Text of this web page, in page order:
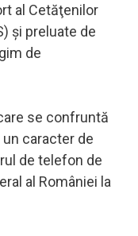
al Cetăţenilor
şi preluate de
de
se confruntă
caracter de
de telefon de
al României la